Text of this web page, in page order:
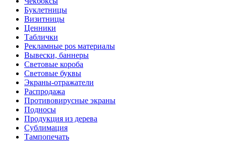
Буклетницы
Визитницы
Ценники
Таблички
Рекламные pos материалы
Вывески, баннеры
Световые короба
Световые буквы
Экраны-отражатели
Распродажа
Противовирусные экраны
Подносы
Продукция из дерева
Сублимация
Тампопечать